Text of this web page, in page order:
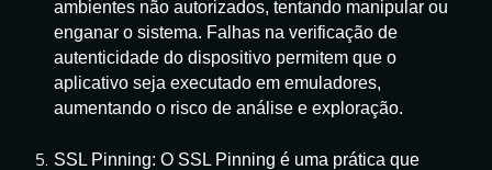
ambientes não autorizados, tentando manipular ou
enganar o sistema. Falhas na verificação de
autenticidade do dispositivo permitem que o
aplicativo seja executado em emuladores,
aumentando o risco de análise e exploração.
SSL Pinning: O SSL Pinning é uma prática que